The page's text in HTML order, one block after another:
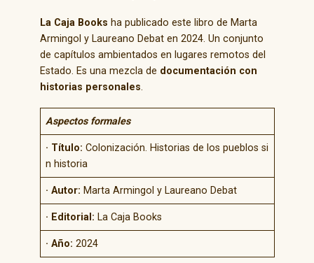
La Caja Books ha publicado este libro de Marta
Armingol y Laureano Debat en 2024. Un conjunto
de capítulos ambientados en lugares remotos del
Estado. Es una mezcla de documentación con
historias personales
Aspectos formales
· Título: Colonización. Historias de los pueblos si
n historia
· Autor: Marta Armingol y Laureano Debat
· Editorial: La Caja Books
· Año: 2024